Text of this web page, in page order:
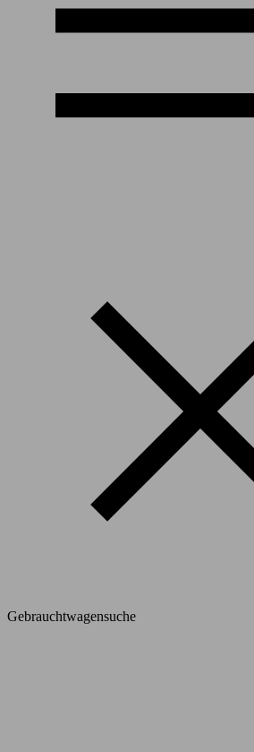
Gebrauchtwagensuche